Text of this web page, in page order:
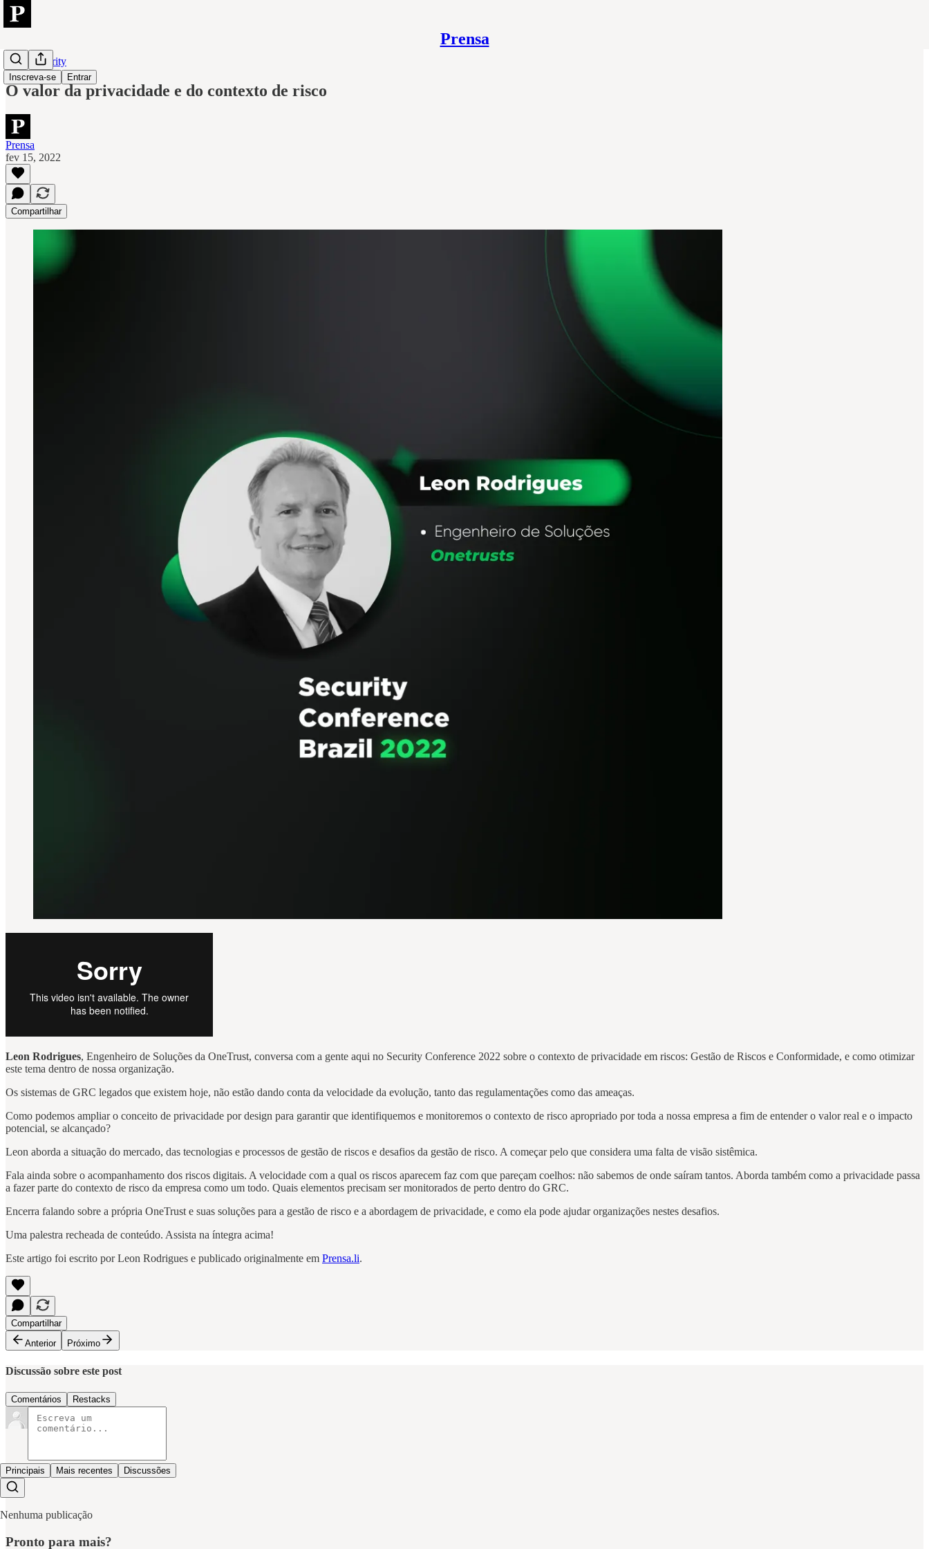
Prensa
Inscreva-se Entrar
Cybersecurity
O valor da privacidade e do contexto de risco
Prensa
fev 15, 2022
Compartilhar
Leon Rodrigues, Engenheiro de Soluções da OneTrust, conversa com a gente aqui no Security Conference 2022 sobre o contexto de privacidade em riscos: Gestão de Riscos e Conformidade, e como otimizar
este tema dentro de nossa organização.
Os sistemas de GRC legados que existem hoje, não estão dando conta da velocidade da evolução, tanto das regulamentações como das ameaças.
Como podemos ampliar o conceito de privacidade por design para garantir que identifiquemos e monitoremos o contexto de risco apropriado por toda a nossa empresa a fim de entender o valor real e o impacto
potencial, se alcançado?
Leon aborda a situação do mercado, das tecnologias e processos de gestão de riscos e desafios da gestão de risco. A começar pelo que considera uma falta de visão sistêmica.
Fala ainda sobre o acompanhamento dos riscos digitais. A velocidade com a qual os riscos aparecem faz com que pareçam coelhos: não sabemos de onde saíram tantos. Aborda também como a privacidade passa
a fazer parte do contexto de risco da empresa como um todo. Quais elementos precisam ser monitorados de perto dentro do GRC.
Encerra falando sobre a própria OneTrust e suas soluções para a gestão de risco e a abordagem de privacidade, e como ela pode ajudar organizações nestes desafios.
Uma palestra recheada de conteúdo. Assista na íntegra acima!
Este artigo foi escrito por Leon Rodrigues e publicado originalmente em Prensa.li.
Compartilhar
Anterior
Próximo
Discussão sobre este post
Comentários Restacks
Principais Mais recentes Discussões
Nenhuma publicação
Pronto para mais?